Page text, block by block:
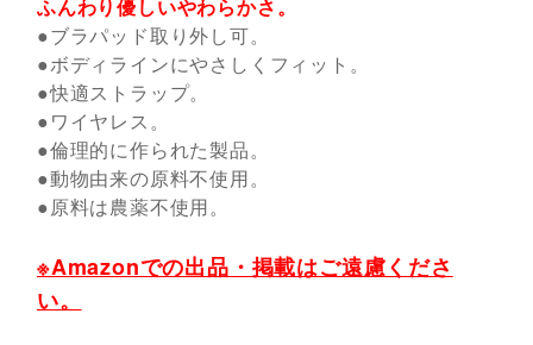
ふんわり優しいやわらかさ。
●ブラパッド取り外し可。
●ボディラインにやさしくフィット。
●快適ストラップ。
●ワイヤレス。
●倫理的に作られた製品。
●動物由来の原料不使用。
●原料は農薬不使用。
※Amazonでの出品・掲載はご遠慮くださ
い。